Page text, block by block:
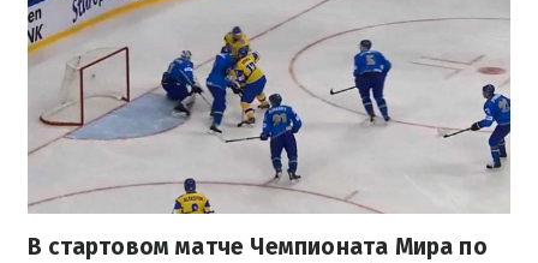
В стартовом матче Чемпионата Мира по